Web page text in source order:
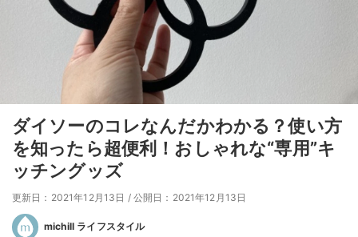
ダイソーのコレなんだかわかる？使い方
を知ったら超便利！おしゃれな“専用”キ
ッチングッズ
更新日：2021年12月13日 / 公開日：2021年12月13日
michill ライフスタイル